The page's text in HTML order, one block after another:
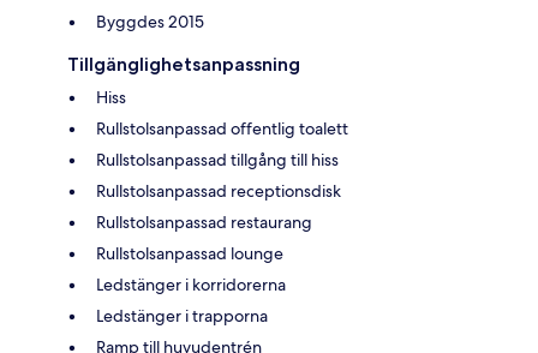
Byggdes 2015
Tillgänglighetsanpassning
Hiss
Rullstolsanpassad offentlig toalett
Rullstolsanpassad tillgång till hiss
Rullstolsanpassad receptionsdisk
Rullstolsanpassad restaurang
Rullstolsanpassad lounge
Ledstänger i korridorerna
Ledstänger i trapporna
Ramp till huvudentrén